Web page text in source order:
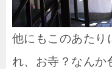
他にもこのあた
れ、お寺？なんか